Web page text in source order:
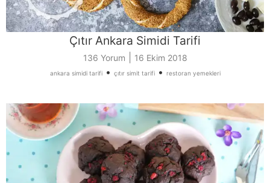
Çıtır Ankara Simidi Tarifi
136 Yorum 16 Ekim 2018
ankara simidi tarifi• çıtır simit tarifi• restoran yemekleri